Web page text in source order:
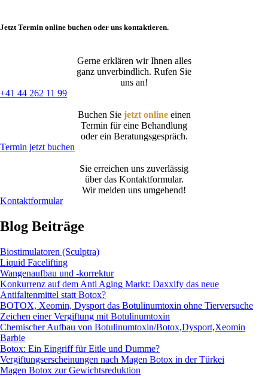
Jetzt Termin online buchen oder uns kontaktieren.
Gerne erklären wir Ihnen alles
ganz unverbindlich. Rufen Sie
uns an!
+41 44 262 11 99
Buchen Sie jetzt onlineeinen
Termin für eine Behandlung
oder ein Beratungsgespräch.
Termin jetzt buchen
Sie erreichen uns zuverlässig
über das Kontaktformular.
Wir melden uns umgehend!
Kontaktformular
Blog Beiträge
Biostimulatoren (Sculptra)
Liquid Facelifting
Wangenaufbau und -korrektur
Konkurrenz auf dem Anti Aging Markt: Daxxify das neue
Antifaltenmittel statt Botox?
BOTOX, Xeomin, Dysport das Botulinumtoxin ohne Tierversuche
Zeichen einer Vergiftung mit Botulinumtoxin
Chemischer Aufbau von Botulinumtoxin/Botox,Dysport,Xeomin
Barbie
Botox: Ein Eingriff für Eitle und Dumme?
Vergiftungserscheinungen nach Magen Botox in der Türkei
Magen Botox zur Gewichtsreduktion